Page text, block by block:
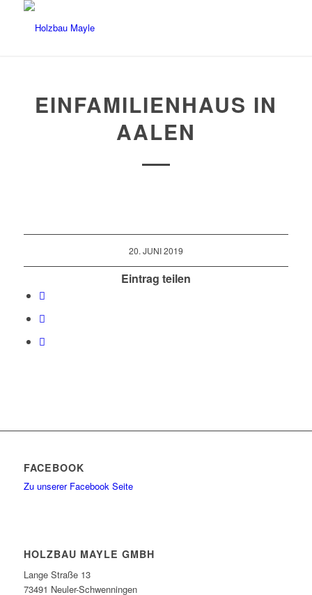
EINFAMILIENHAUS IN
AALEN
20. JUNI 2019
Eintrag teilen
FACEBOOK
Zu unserer Facebook Seite
HOLZBAU MAYLE GMBH
Lange Straße 13
73491 Neuler-Schwenningen